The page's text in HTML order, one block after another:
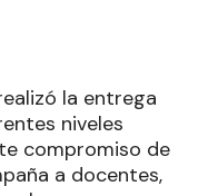
la entrega
niveles
compromiso de
a docentes,